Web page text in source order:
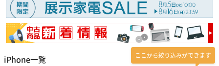
iPhone一覧 ここから絞り込みができます